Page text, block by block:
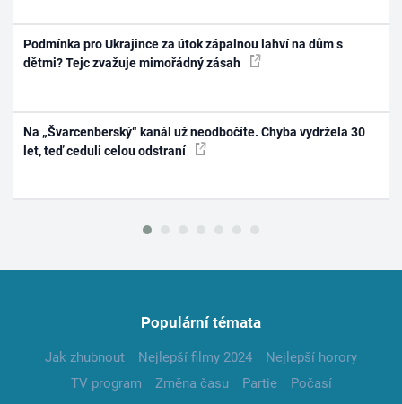
Podmínka pro Ukrajince za útok zápalnou lahví na dům s
dětmi? Tejc zvažuje mimořádný zásah
Na „Švarcenberský“ kanál už neodbočíte. Chyba vydržela 30
let, teď ceduli celou odstraní
Populární témata
Jak zhubnout Nejlepší filmy 2024
Nejlepší horory
TV program
Změna času Partie
Počasí